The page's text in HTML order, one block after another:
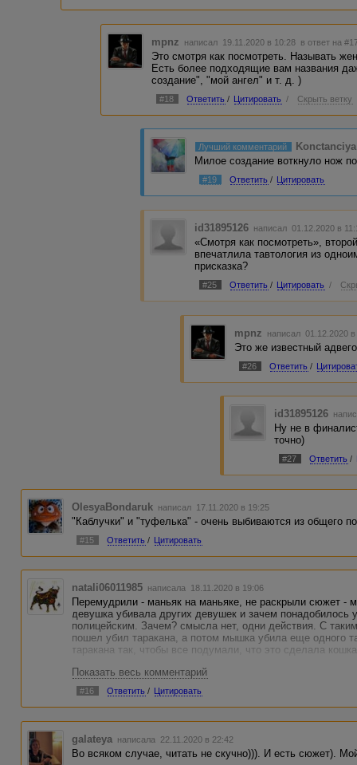
mpnz написал 19.11.2020 в 10:28 в ответ на
Это смотря как посмотреть. Называть
Есть более подходящие вам названия
создание", "мой ангел" и т. д. )
#18 Ответить / Цитировать / Скрыть ветку
Лучший комментарий
Konctanciya
Милое создание воткнуло нож
#19 Ответить / Цитировать
id31895126 написал 01.12.2020 в
«Смотря как посмотреть»,
впечатлила тавтология из
присказка?
#25 Ответить / Цитировать /
mpnz написал 01.12.2020
Это же известный
#26 Ответить /
id31895126
Ну не в
точно)
#27 Ответить /
OlesyaBondaruk написал 17.11.2020 в 19:25
"Каблучки" и "туфелька" - очень выбиваются из общего
#15 Ответить / Цитировать
natali06011985 написала 18.11.2020 в 19:06
Перемудрили - маньяк на маньяке, не раскрыли сюжет -
девушка убивала других девушек и зачем
полицейским. Зачем? смысла нет, одни действия. С
пошел убил таракана, а потом мышка убила еще одного
таракана так, чтобы все подумали, что это сделала
Показать весь комментарий
#16 Ответить / Цитировать
galateya написала 22.11.2020 в 22:42
Во всяком случае, читать не скучно))). И есть сюжет).